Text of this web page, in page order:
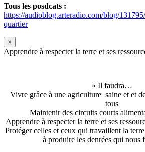
Tous les posdcats :
https://audioblog.arteradio.com/blog/
quartier
×
Apprendre à respecter la terre et ses
« Il faudra…
Vivre grâce à une agriculture saine et et
tous
Maintenir des circuits courts
Apprendre à respecter la terre et ses
Protéger celles et ceux qui travaillent la
à produire les denrées qui